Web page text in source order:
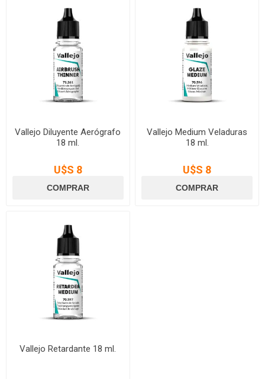
Vallejo Diluyente Aerógrafo
18 ml.
U$S 8
Vallejo Medium Veladuras
18 ml.
U$S 8
Vallejo Retardante 18 ml.